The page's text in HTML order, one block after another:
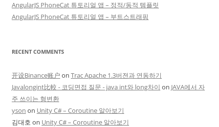
AngularJS PhoneCat 튜토리얼 앱 – 정적/동적 템플릿
AngularJS PhoneCat 튜토리얼 앱 – 부트스트래핑
RECENT COMMENTS
开设Binance账户 on Trac Apache 1.3버젼과 연동하기
Javalongint比較 - 코딩면접 질문 - java int와 long차이 on JAVA에서 자
주 쓰이는 형변환
yson on Unity C# – Coroutine 알아보기
김대호 on Unity C# – Coroutine 알아보기